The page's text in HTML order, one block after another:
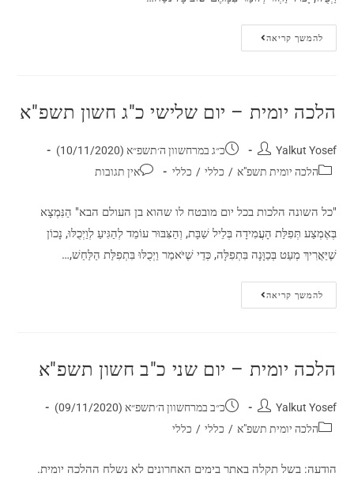
להמשך קריאה
הלכה יומית – יום שלישי כ"ג חשון תשפ"א
Yalkut Yosef
כ״ג במרחשוון ה׳תשפ״א (10/11/2020)
הלכה יומית תשפ"א / כללי / כללי אין תגובות
"כל השונה הלכות בכל יום מובטח לו שהוא בן העולם הבא" הַנִּמְצָא
בְּאֶמְצַע תְּפִלַּת הָעֲמִידָה בְּלֵיל שַׁבָּת, וְהַצִּבּוּר עוֹמֵד לְהַגִּיעַ לְוַיְכֻלּוּ, נָכוֹן
שֶׁיַּאֲרִיךְ מְעַט בְּכַוָּנָה בִּתְפִלָּה, כְּדֵי שֶׁיֹּאמַר וַיְכֻלּוּ בִּתְפִלַּת הַלַּחַשׁ,…
להמשך קריאה
הלכה יומית – יום שני כ"ב חשון תשפ"א
Yalkut Yosef
כ״ב במרחשוון ה׳תשפ״א (09/11/2020)
הלכה יומית תשפ"א / כללי / כללי
הודעה: בשל תקלה באתר בימים האחרונים לא נשלח ההלכה יומית.